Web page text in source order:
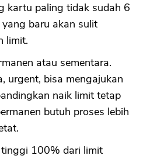
kartu paling tidak sudah 6
baru akan sulit
limit.
atau sementara.
urgent, bisa mengajukan
naik limit tetap
butuh proses lebih
100% dari limit